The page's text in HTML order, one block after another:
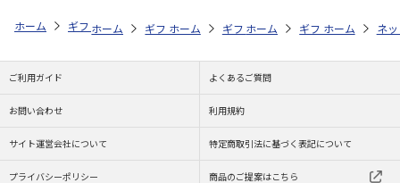
ホーム ギフトストア お中元・夏ギフト特集 2026 お菓子・スイーツ
ホーム ギフトストア お中元・夏ギフト特集 2026
ホーム ギフトストア お中元・夏ギフト
ホーム ギフトストア お
ホーム ネ
ご利用ガイド よくあるご質問
お問い合わせ 利用規約
サイト運営会社について 特定商取引法に基づく表記について
プライバシーポリシー 商品のご提案はこちら